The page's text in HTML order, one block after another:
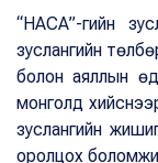
“НАСА”-гийн
зуслангийн
болон аяллын
монголд
зуслангийн
оролцох